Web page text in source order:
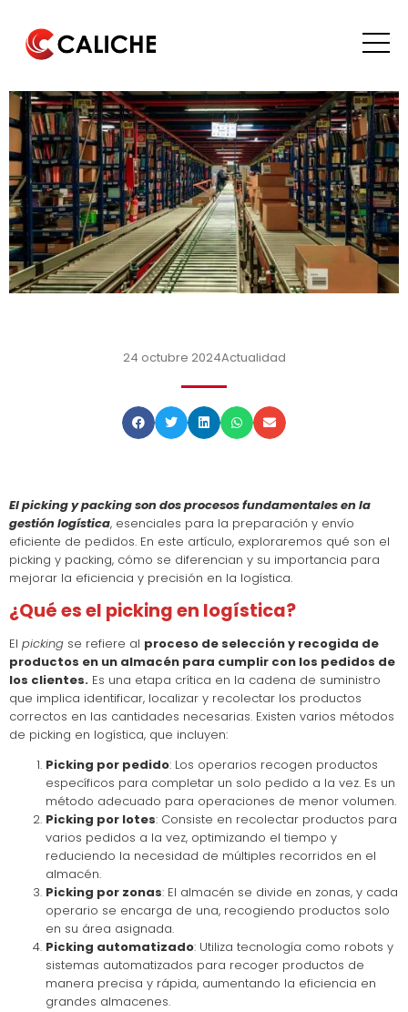
24 octubre 2024Actualidad
El picking y packing son dos procesos fundamentales en la
gestión logística, esenciales para la preparación y envío
eficiente de pedidos. En este artículo, exploraremos qué son el
picking y packing, cómo se diferencian y su importancia para
mejorar la eficiencia y precisión en la logística.
¿Qué es el picking en logística?
El picking se refiere al proceso de selección y recogida de
productos en un almacén para cumplir con los pedidos de
los clientes. Es una etapa crítica en la cadena de suministro
que implica identificar, localizar y recolectar los productos
correctos en las cantidades necesarias. Existen varios métodos
de picking en logística, que incluyen:
Picking por pedido: Los operarios recogen productos
específicos para completar un solo pedido a la vez. Es un
método adecuado para operaciones de menor volumen.
Picking por lotes: Consiste en recolectar productos para
varios pedidos a la vez, optimizando el tiempo y
reduciendo la necesidad de múltiples recorridos en el
almacén.
Picking por zonas: El almacén se divide en zonas, y cada
operario se encarga de una, recogiendo productos solo
en su área asignada.
Picking automatizado: Utiliza tecnología como robots y
sistemas automatizados para recoger productos de
manera precisa y rápida, aumentando la eficiencia en
grandes almacenes.